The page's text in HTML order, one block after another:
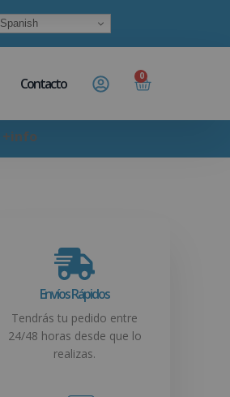
Spanish
Contacto 0
+info
Envíos Rápidos
Tendrás tu pedido entre
24/48 horas desde que lo
realizas.